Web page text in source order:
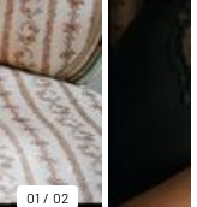
01 / 02